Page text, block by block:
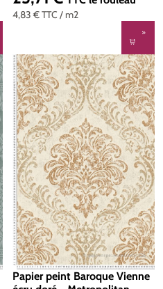
4,83 €TTC / m2
Papier peint Baroque Vienne